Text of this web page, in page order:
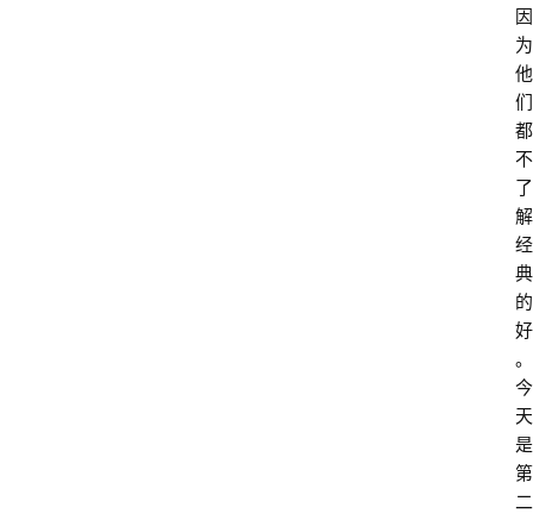
因
为
他
们
都
不
了
解
经
典
的
好
。
今
天
是
第
二